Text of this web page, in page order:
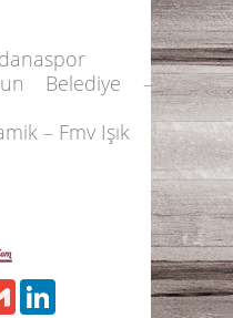
Belediye –
– Fmv Işık
Gmail